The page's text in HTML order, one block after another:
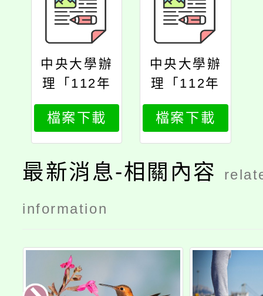
中央大學辦
理「112年
國民中學現
職教師客語
文教學增能
研習計畫
（第1梯
次）」
檔案下載
中央大學辦
理「112年
國民中學現
職教師客語
文教學增能
研習計畫
（第1梯
檔案下載
最新消息-相關內容
information